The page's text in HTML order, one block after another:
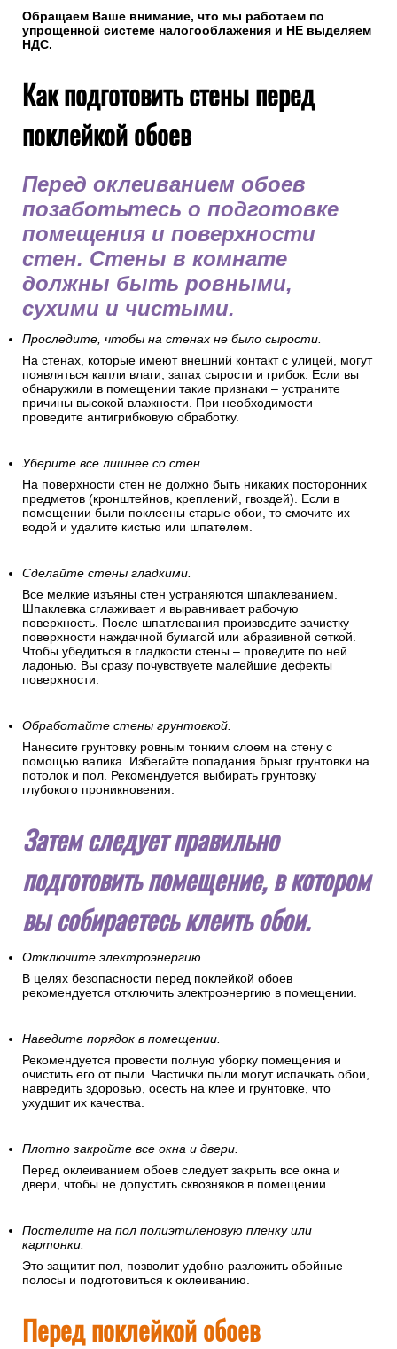
Обращаем Ваше внимание, что мы работаем по
упрощенной системе налогооблажения и НЕ выделяем
НДС.
Как подготовить стены перед
поклейкой обоев
Перед оклеиванием обоев
позаботьтесь о подготовке
помещения и поверхности
стен. Стены в комнате
должны быть ровными,
сухими и чистыми.
Проследите, чтобы на стенах не было сырости.
На стенах, которые имеют внешний контакт с улицей, могут
появляться капли влаги, запах сырости и грибок. Если вы
обнаружили в помещении такие признаки – устраните
причины высокой влажности. При необходимости
проведите антигрибковую обработку.
Уберите все лишнее со стен.
На поверхности стен не должно быть никаких посторонних
предметов (кронштейнов, креплений, гвоздей). Если в
помещении были поклеены старые обои, то смочите их
водой и удалите кистью или шпателем.
Сделайте стены гладкими.
Все мелкие изъяны стен устраняются шпаклеванием.
Шпаклевка сглаживает и выравнивает рабочую
поверхность. После шпатлевания произведите зачистку
поверхности наждачной бумагой или абразивной сеткой.
Чтобы убедиться в гладкости стены – проведите по ней
ладонью. Вы сразу почувствуете малейшие дефекты
поверхности.
Обработайте стены грунтовкой.
Нанесите грунтовку ровным тонким слоем на стену с
помощью валика. Избегайте попадания брызг грунтовки на
потолок и пол. Рекомендуется выбирать грунтовку
глубокого проникновения.
Затем следует правильно
подготовить помещение, в котором
вы собираетесь клеить обои.
Отключите электроэнергию.
В целях безопасности перед поклейкой обоев
рекомендуется отключить электроэнергию в помещении.
Наведите порядок в помещении.
Рекомендуется провести полную уборку помещения и
очистить его от пыли. Частички пыли могут испачкать обои,
навредить здоровью, осесть на клее и грунтовке, что
ухудшит их качества.
Плотно закройте все окна и двери.
Перед оклеиванием обоев следует закрыть все окна и
двери, чтобы не допустить сквозняков в помещении.
Постелите на пол полиэтиленовую пленку или
картонки.
Это защитит пол, позволит удобно разложить обойные
полосы и подготовиться к оклеиванию.
Перед поклейкой обоев